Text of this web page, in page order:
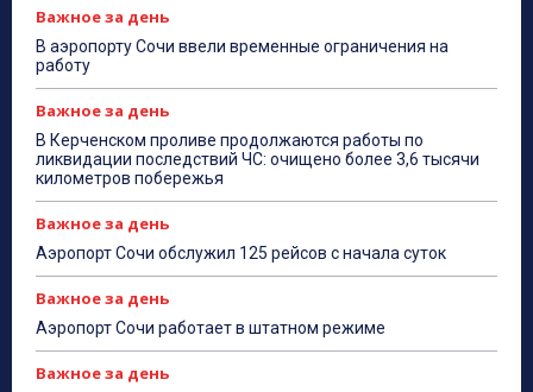
Важное за день
В аэропорту Сочи ввели временные ограничения на
работу
Важное за день
В Керченском проливе продолжаются работы по
ликвидации последствий ЧС: очищено более 3,6 тысячи
километров побережья
Важное за день
Аэропорт Сочи обслужил 125 рейсов с начала суток
Важное за день
Аэропорт Сочи работает в штатном режиме
Важное за день